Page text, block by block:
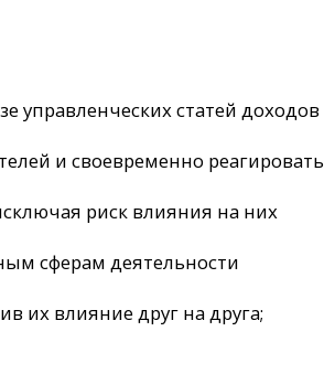
управленческих статей доходов
и своевременно реагировать
риск влияния на них
сферам деятельности
их влияние друг на друга;